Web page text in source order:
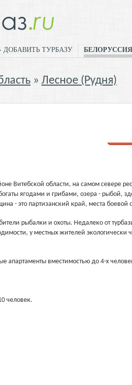
ДОБАВИТЬ ТУРБАЗУ БЕЛОРУССИЯ
Лесное (Рудня)
Витебской области, на самом севере
ягодами и грибами, озера - рыбой,
- это партизанский край, места
рыбалки и охоты. Недалеко от
у местных жителей экологически
апартаменты вместимостью до 4-х
человек.